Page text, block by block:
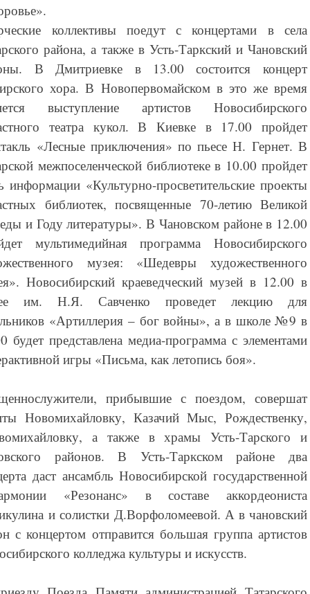
коллективы поедут с концертами в села
района, а также в Усть-Таркский и Чановский
В Дмитриевке в 13.00 состоится концерт
хора. В Новопервомайском в это же время
выступление артистов Новосибирского
театра кукол. В Киевке в 17.00 пройдет
«Лесные приключения» по пьесе Н. Гернет. В
межпоселенческой библиотеке в 10.00 пройдет
информации «Культурно-просветительские проекты
библиотек, посвященные 70-летию Великой
и Году литературы». В Чановском районе в 12.00
мультимедийная программа Новосибирского
музея: «Шедевры художественного
Новосибирский краеведческий музей в 12.00 в
им. Н.Я. Савченко проведет лекцию для
«Артиллерия – бог войны», а в школе №9 в
будет представлена медиа-программа с элементами
игры «Письма, как летопись боя».
прибывшие с поездом, совершат
Новомихайловку, Казачий Мыс, Рождественку,
а также в храмы Усть-Тарского и
районов. В Усть-Таркском районе два
даст ансамбль Новосибирской государственной
«Резонанс» в составе аккордеониста
и солистки Д.Ворфоломеевой. А в чановский
с концертом отправится большая группа артистов
колледжа культуры и искусств.